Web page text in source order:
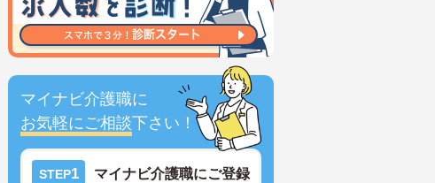
マイナビ介護職に
お気軽にご相談下さい！
STEP1 マイナビ介護職にご登録